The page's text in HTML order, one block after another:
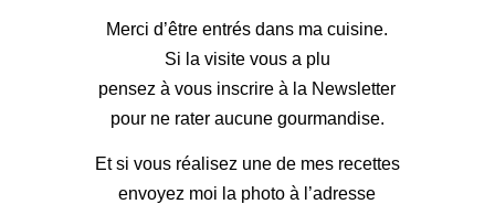
Merci d’être entrés dans ma cuisine.
Si la visite vous a plu
pensez à vous inscrire à la Newsletter
pour ne rater aucune gourmandise.
Et si vous réalisez une de mes recettes
envoyez moi la photo à l’adresse